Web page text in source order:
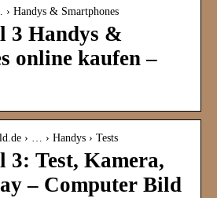
Handys & Smartphones
3 Handys &
online kaufen –
› … › Handys › Tests
3: Test, Kamera,
– Computer Bild